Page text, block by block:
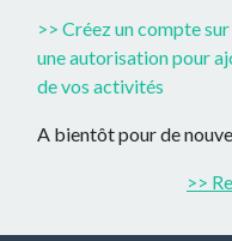
>> Créez un compte
une autorisation pour
de vos activités
A bientôt pour de
>>